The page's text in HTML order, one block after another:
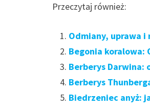
Przeczytaj również:
Odmiany, uprawa
Begonia koralowa:
Berberys Darwina:
Berberys
Biedrzeniec anyż: